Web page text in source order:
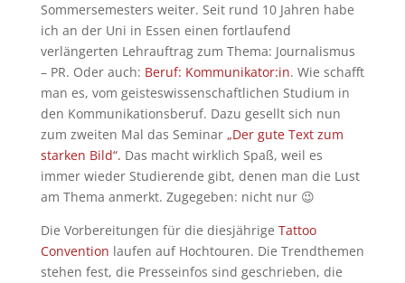
Sommersemesters weiter. Seit rund 10 Jahren habe
ich an der Uni in Essen einen fortlaufend
verlängerten Lehrauftrag zum Thema: Journalismus
– PR. Oder auch: Beruf: Kommunikator:in. Wie schafft
man es, vom geisteswissenschaftlichen Studium in
den Kommunikationsberuf. Dazu gesellt sich nun
zum zweiten Mal das Seminar „Der gute Text zum
starken Bild“. Das macht wirklich Spaß, weil es
immer wieder Studierende gibt, denen man die Lust
am Thema anmerkt. Zugegeben: nicht nur 😉
Die Vorbereitungen für die diesjährige Tattoo
Convention laufen auf Hochtouren. Die Trendthemen
stehen fest, die Presseinfos sind geschrieben, die